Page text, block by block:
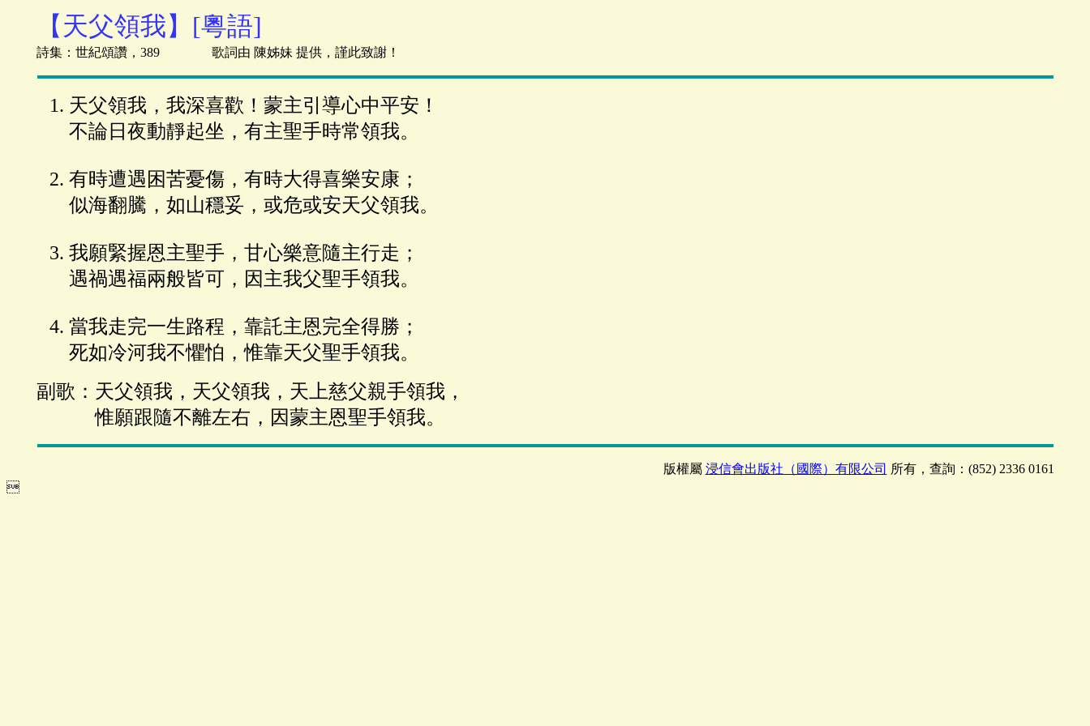
【天父領我】[粵語]
詩集：世紀頌讚，389 歌詞由 陳姊妹 提供，謹此致謝！
天父領我，我深喜歡！蒙主引導心中平安！
不論日夜動靜起坐，有主聖手時常領我。
有時遭遇困苦憂傷，有時大得喜樂安康；
似海翻騰，如山穩妥，或危或安天父領我。
我願緊握恩主聖手，甘心樂意隨主行走；
遇禍遇福兩般皆可，因主我父聖手領我。
當我走完一生路程，靠託主恩完全得勝；
死如冷河我不懼怕，惟靠天父聖手領我。
副歌：天父領我，天父領我，天上慈父親手領我，
惟願跟隨不離左右，因蒙主恩聖手領我。
版權屬 浸信會出版社（國際）有限公司 所有，查詢：(852) 2336 0161
